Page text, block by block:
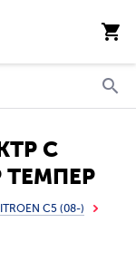
С
ТЕМПЕР
ГРУНТ
C5 (08-)